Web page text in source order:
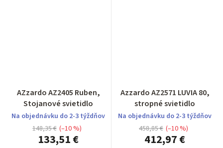
AZzardo AZ2405 Ruben,
Stojanové svietidlo
Na objednávku do 2-3 týždňov
133,51 €
148,35 € (–10 %)
Azzardo AZ2571 LUVIA 80,
stropné svietidlo
Na objednávku do 2-3 týždňov
412,97 €
458,85 € (–10 %)